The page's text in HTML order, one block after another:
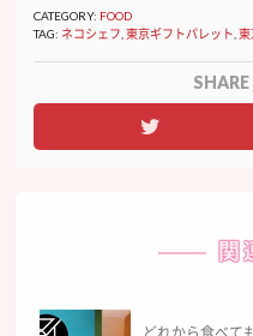
CATEGORY: FOOD
TAG: ネコシェフ ,東京ギフトパレット ,東
関